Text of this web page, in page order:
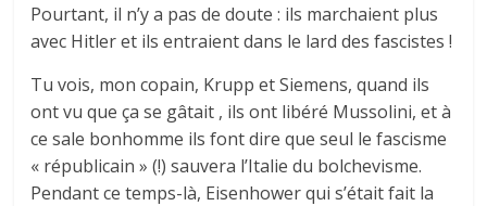
Pourtant, il n’y a pas de doute : ils marchaient plus
avec Hitler et ils entraient dans le lard des fascistes !
Tu vois, mon copain, Krupp et Siemens, quand ils
ont vu que ça se gâtait , ils ont libéré Mussolini, et à
ce sale bonhomme ils font dire que seul le fascisme
« républicain » (!) sauvera l’Italie du bolchevisme.
Pendant ce temps-là, Eisenhower qui s’était fait la